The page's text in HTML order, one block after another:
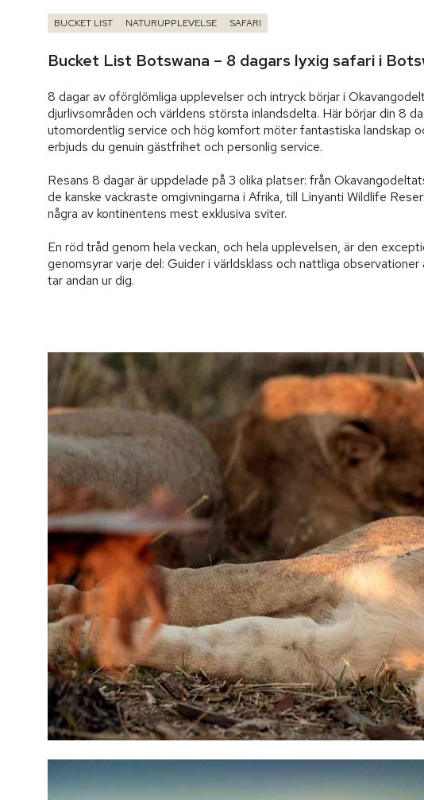
BUCKET LIST NATURUPPLEVELSE SAFARI
Bucket List Botswana – 8 dagars lyxig safari i
8 dagar av oförglömliga upplevelser och intryck börjar i
djurlivsområden och världens största inlandsdelta. Här börjar din 8
utomordentlig service och hög komfort möter fantastiska landskap
erbjuds du genuin gästfrihet och personlig service.
Resans 8 dagar är uppdelade på 3 olika platser: från
de kanske vackraste omgivningarna i Afrika, till Linyanti Wildlife
några av kontinentens mest exklusiva sviter.
En röd tråd genom hela veckan, och hela upplevelsen, är den
genomsyrar varje del: Guider i världsklass och nattliga
tar andan ur dig.